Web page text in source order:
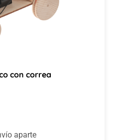
con correa
aparte